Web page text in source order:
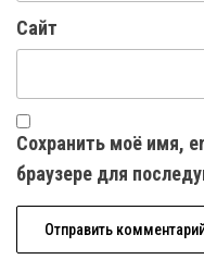
Сайт
Сохранить моё имя,
браузере для